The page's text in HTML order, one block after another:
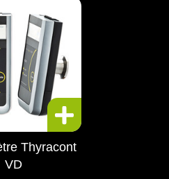
Thyracont
VD